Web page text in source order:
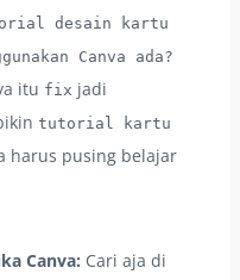
desain kartu
Canva ada?
itu fix jadi
tutorial kartu
harus pusing belajar
Canva: Cari aja di